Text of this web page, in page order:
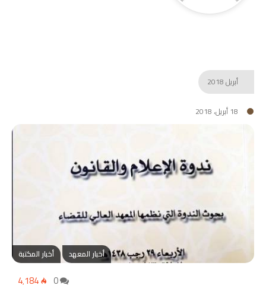
أبريل2018
18 أبريل، 2018
أخبار المعهد أخبار المكتبة
4٬184